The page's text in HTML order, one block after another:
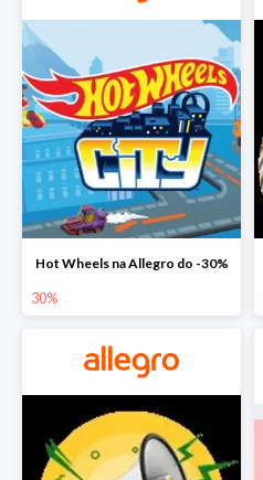
Hot Wheels na Allegro do -30%
30%